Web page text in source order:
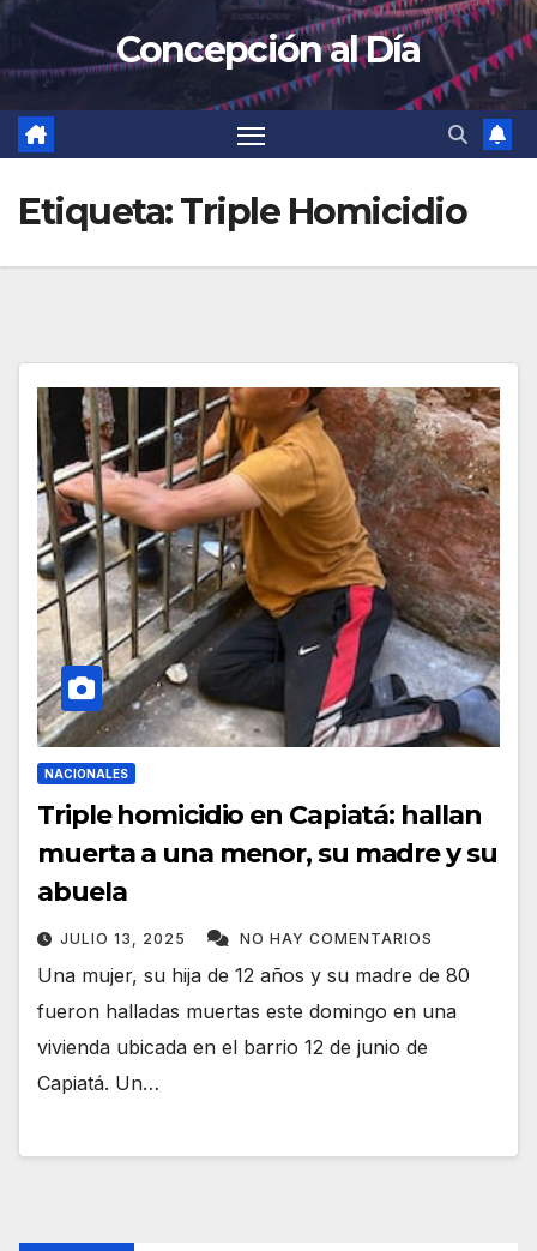
Concepción al Día
Etiqueta:Triple Homicidio
NACIONALES
Triple homicidio en Capiatá: hallan
muerta a una menor, su madre y su
abuela
JULIO 13, 2025 NO HAY COMENTARIOS
Una mujer, su hija de 12 años y su madre de 80
fueron halladas muertas este domingo en una
vivienda ubicada en el barrio 12 de junio de
Capiatá. Un…